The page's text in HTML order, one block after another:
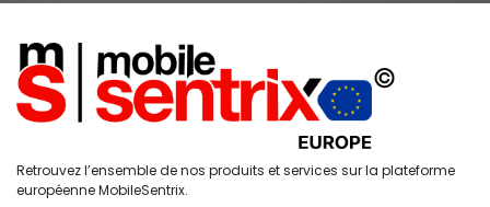
Étiquettes
Accueil Recherche
0
Compte
Retrouvez l’ensemble de nos produits et services sur la plateforme
européenne MobileSentrix.
Copyright © 2024 FMP-France. Tous droits réservés